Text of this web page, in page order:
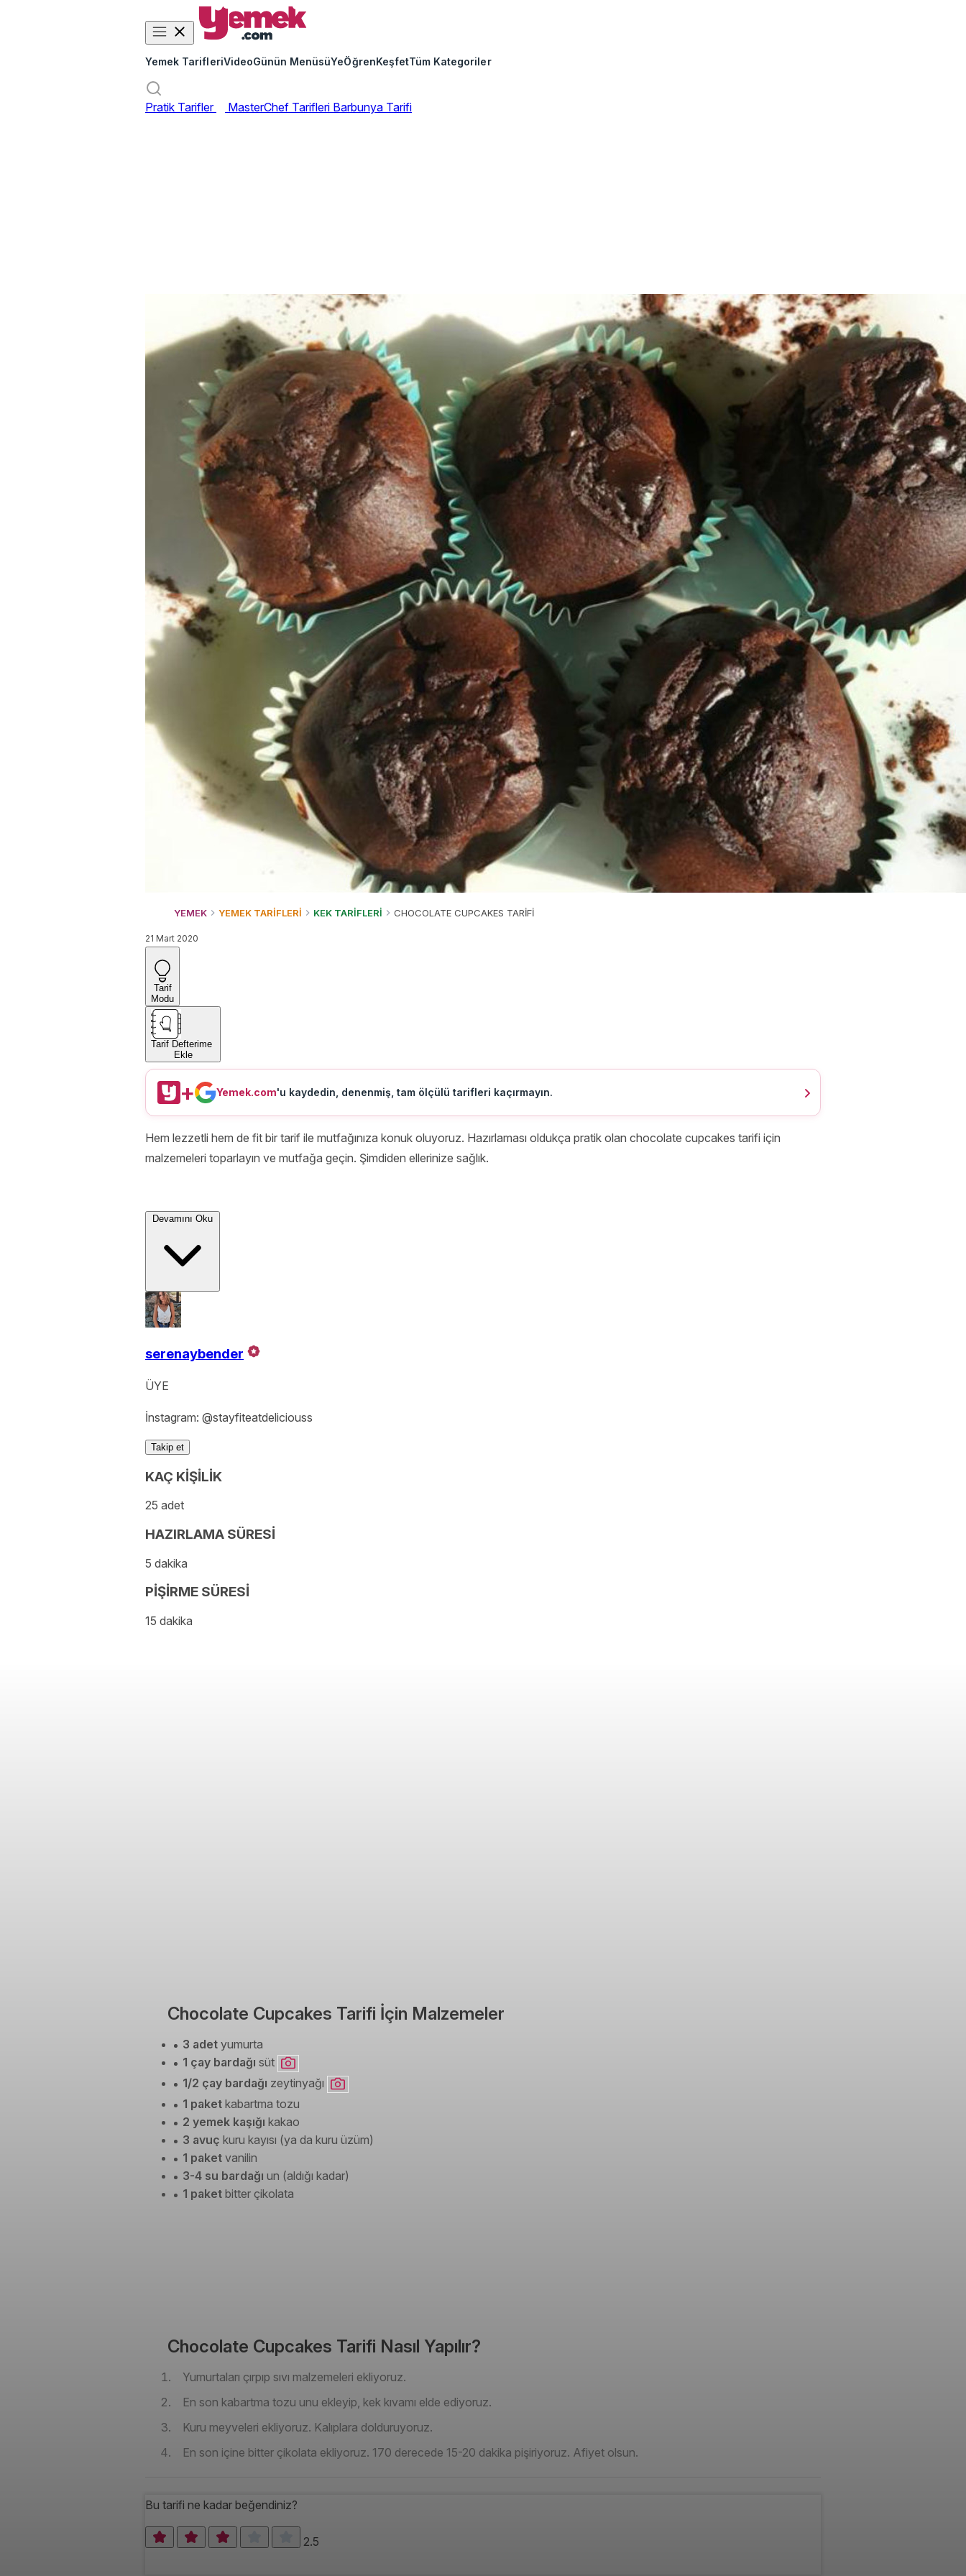
Yemek TarifleriVideoGünün MenüsüYeÖğrenKeşfetTüm Kategoriler
Pratik Tarifler MasterChef Tarifleri Barbunya Tarifi
YEMEK YEMEK TARİFLERİ KEK TARİFLERİ CHOCOLATE CUPCAKES TARİFİ
21 Mart 2020
Tarif
Modu
Tarif Defterime
Ekle
+ Yemek.com'u kaydedin, denenmiş, tam ölçülü tarifleri kaçırmayın.
Hem lezzetli hem de fit bir tarif ile mutfağınıza konuk oluyoruz. Hazırlaması oldukça pratik olan chocolate cupcakes tarifi için
malzemeleri toparlayın ve mutfağa geçin. Şimdiden ellerinize sağlık.
Devamını Oku
serenaybender
ÜYE
İnstagram: @stayfiteatdeliciouss
Takip et
KAÇ KİŞİLİK
25 adet
HAZIRLAMA SÜRESİ
5 dakika
PİŞİRME SÜRESİ
15 dakika
Chocolate Cupcakes Tarifi İçin Malzemeler
3 adet yumurta
1 çay bardağı süt
1/2 çay bardağı zeytinyağı
1 paket kabartma tozu
2 yemek kaşığı kakao
3 avuç kuru kayısı (ya da kuru üzüm)
1 paket vanilin
3-4 su bardağı un (aldığı kadar)
1 paket bitter çikolata
Chocolate Cupcakes Tarifi Nasıl Yapılır?
Yumurtaları çırpıp sıvı malzemeleri ekliyoruz.
En son kabartma tozu unu ekleyip, kek kıvamı elde ediyoruz.
Kuru meyveleri ekliyoruz. Kalıplara dolduruyoruz.
En son içine bitter çikolata ekliyoruz. 170 derecede 15-20 dakika pişiriyoruz. Afiyet olsun.
Bu tarifi ne kadar beğendiniz?
2.5